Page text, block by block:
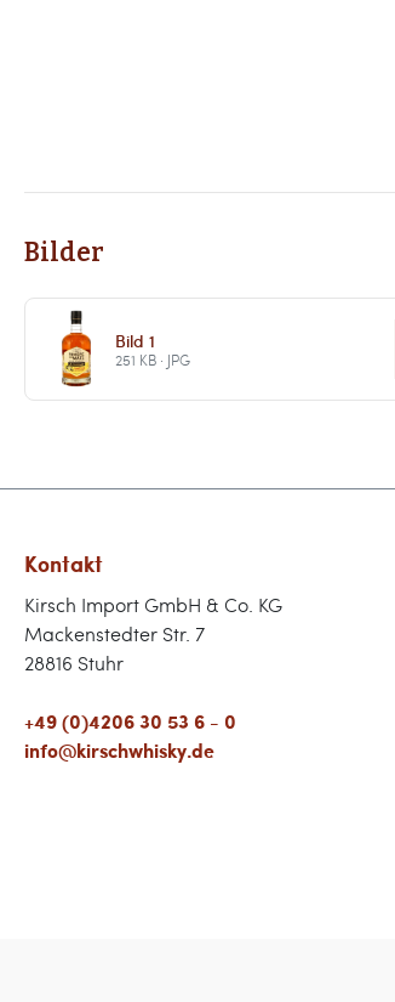
Bilder
Bild 1
251 KB · JPG
Kontakt
Kirsch Import GmbH & Co. KG
Mackenstedter Str. 7
28816 Stuhr
+49 (0)4206 30 53 6 - 0
info@kirschwhisky.de